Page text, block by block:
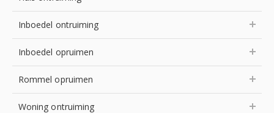
Inboedel ontruiming
Inboedel opruimen
Rommel opruimen
Woning ontruiming